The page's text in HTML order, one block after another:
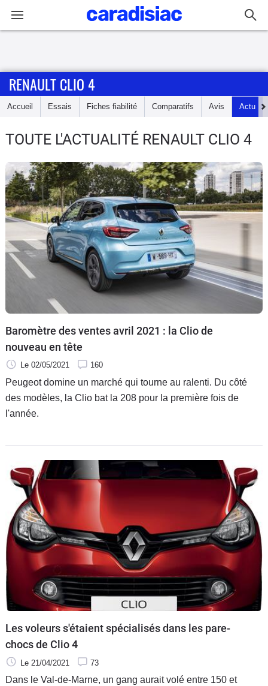
Accueil
Essais
Guide
d'achat
Electriques
Utilitaires
Services
Forum
Moto
Marques
RENAULT CLIO 4
Accueil Essais Fiches fiabilité Comparatifs Avis Actu
TOUTE L'ACTUALITÉ RENAULT CLIO 4
Baromètre des ventes avril 2021 : la Clio de
nouveau en tête
Le 02/05/2021 160
Peugeot domine un marché qui tourne au ralenti. Du côté
des modèles, la Clio bat la 208 pour la première fois de
l'année.
Les voleurs s'étaient spécialisés dans les pare-
chocs de Clio 4
Le 21/04/2021 73
Dans le Val-de-Marne, un gang aurait volé entre 150 et